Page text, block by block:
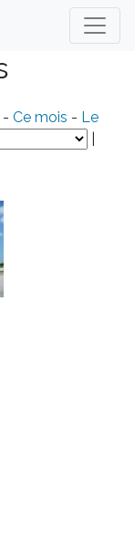
- Ce mois - Le